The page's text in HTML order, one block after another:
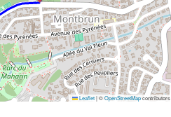
Leaflet|©OpenStreetMapcontributors